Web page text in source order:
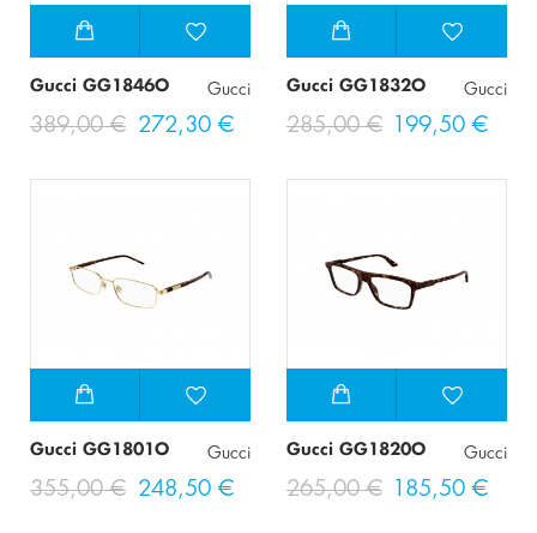
Gucci GG1846O Gucci
389,00 € 272,30 €
Gucci GG1832O Gucci
285,00 € 199,50 €
Gucci GG1801O Gucci
355,00 € 248,50 €
Gucci GG1820O Gucci
265,00 € 185,50 €